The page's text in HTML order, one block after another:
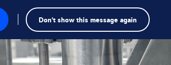
Don't show this message again
Buscador de productos
Search
term